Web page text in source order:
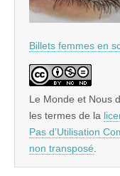
Billets femmes en
Le Monde et Nous
les termes de la
Pas d’Utilisation
non transposé